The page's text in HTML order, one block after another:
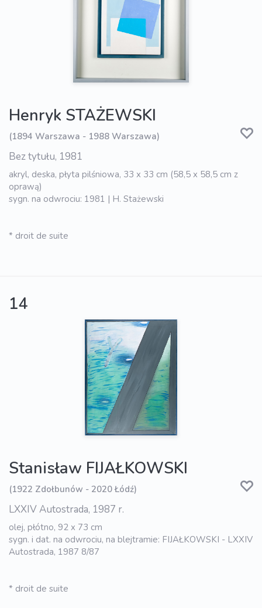
Henryk STAŻEWSKI
(1894 Warszawa - 1988 Warszawa)
Bez tytułu, 1981
akryl, deska, płyta pilśniowa, 33 x 33 cm (58,5 x 58,5 cm z
oprawą)
sygn. na odwrociu: 1981 | H. Stażewski
* droit de suite
14
Stanisław FIJAŁKOWSKI
(1922 Zdołbunów - 2020 Łódź)
LXXIV Autostrada, 1987 r.
olej, płótno, 92 x 73 cm
sygn. i dat. na odwrociu, na blejtramie: FIJAŁKOWSKI - LXXIV
Autostrada, 1987 8/87
* droit de suite